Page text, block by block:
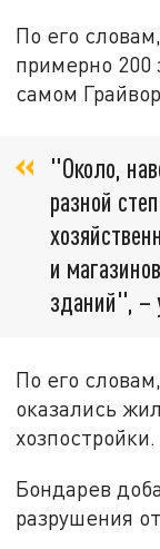
По его
примерно
самом
"Около,
разной
и
зданий", –
По его
оказались
хозпостройки.
Бондарев
разрушения